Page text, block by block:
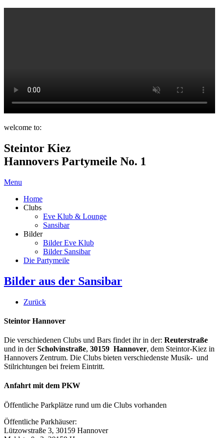
welcome to:
Steintor Kiez
Hannovers Partymeile No. 1
Menu
Home
Clubs
Eve Klub & Lounge
Sansibar
Bilder
Bilder Eve Klub
Bilder Sansibar
Die Partymeile
Bilder aus der Sansibar
Zurück
Steintor Hannover
Die verschiedenen Clubs und Bars findet ihr in der: Reuterstraße
und in derScholvinstraße, 30159 Hannover, dem Steintor-Kiez in
Hannovers Zentrum. Die Clubs bieten verschiedenste Musik- und
Stilrichtungen bei freiem Eintritt.
Anfahrt mit dem PKW
Öffentliche Parkplätze rund um die Clubs vorhanden
Öffentliche Parkhäuser:
Lützowstraße 3, 30159 Hannover